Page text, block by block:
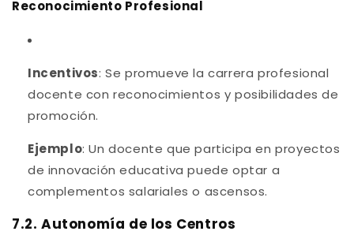
Reconocimiento Profesional
Incentivos: Se promueve la carrera profesional
docente con reconocimientos y posibilidades de
promoción.
Ejemplo: Un docente que participa en proyectos
de innovación educativa puede optar a
complementos salariales o ascensos.
7.2. Autonomía de los Centros